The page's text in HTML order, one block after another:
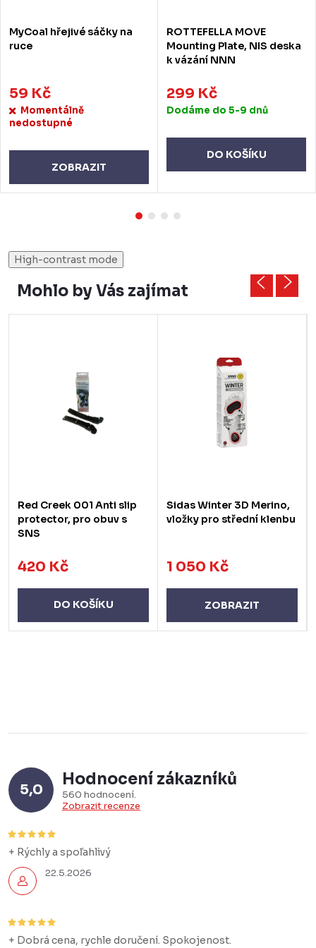
MyCoal hřejivé sáčky na
ruce
59 Kč
Momentálně
nedostupné
ZOBRAZIT
ROTTEFELLA MOVE
Mounting Plate, NIS deska
k vázání NNN
299 Kč
Dodáme do 5-9 dnů
DO KOŠÍKU
High-contrast mode
Mohlo by Vás zajímat
Red Creek 001 Anti slip
protector, pro obuv s
SNS
420 Kč
DO KOŠÍKU
Sidas Winter 3D Merino,
vložky pro střední klenbu
1 050 Kč
ZOBRAZIT
5,0
Hodnocení zákazníků
560 hodnocení
Zobrazit recenze
22.5.2026
+ Rýchly a spoľahlivý
+ Dobrá cena, rychle doručení. Spokojenost.